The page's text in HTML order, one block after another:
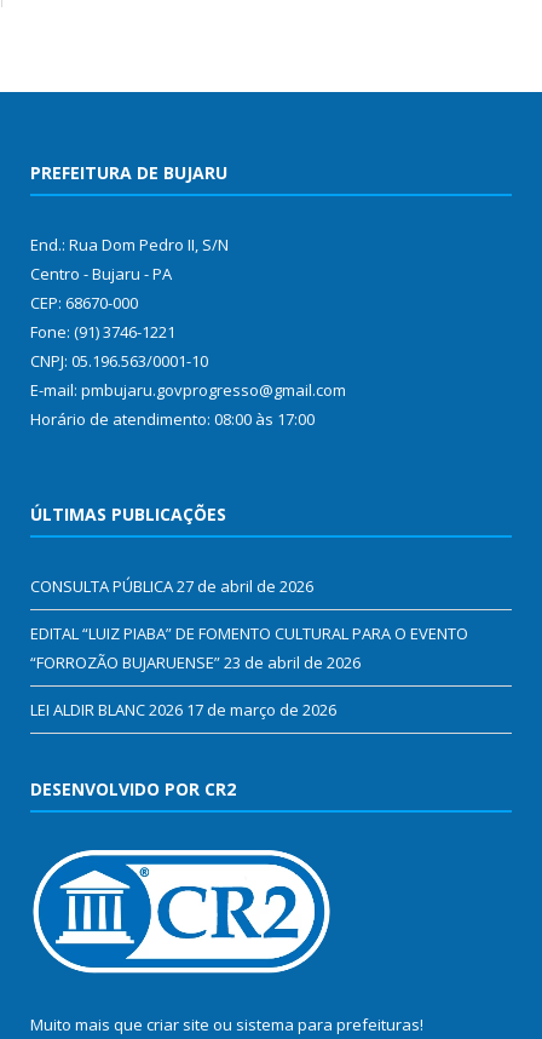
PREFEITURA DE BUJARU
End.: Rua Dom Pedro II, S/N
Centro - Bujaru - PA
CEP: 68670-000
Fone: (91) 3746-1221
CNPJ: 05.196.563/0001-10
E-mail: pmbujaru.govprogresso@gmail.com
Horário de atendimento: 08:00 às 17:00
ÚLTIMAS PUBLICAÇÕES
CONSULTA PÚBLICA27 de abril de 2026
EDITAL “LUIZ PIABA” DE FOMENTO CULTURAL PARA O EVENTO
“FORROZÃO BUJARUENSE”23 de abril de 2026
LEI ALDIR BLANC 2026 17 de março de 2026
DESENVOLVIDO POR CR2
Muito mais que criar site ou sistema para prefeituras!